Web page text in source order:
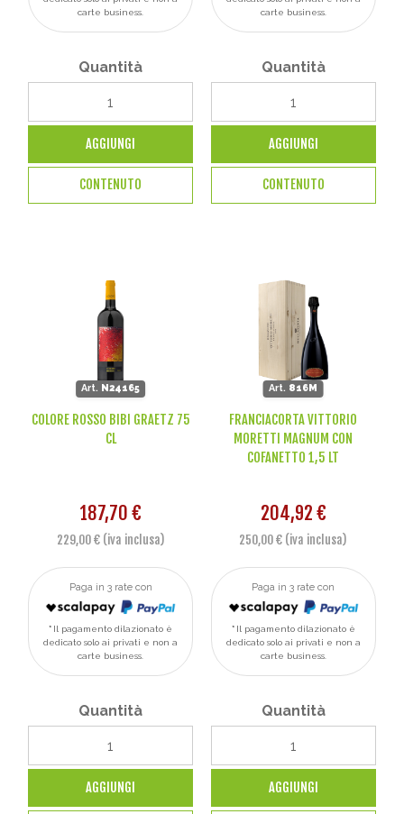
carte business.
Quantità
AGGIUNGI
CONTENUTO
carte business.
Quantità
AGGIUNGI
CONTENUTO
Art. N24165
COLORE ROSSO BIBI GRAETZ 75
CL
187,70 €
229,00 € (iva inclusa)
Paga in 3 rate con
Il pagamento dilazionato è
dedicato solo ai privati e non a
carte business.
Quantità
AGGIUNGI
Art. 816M
FRANCIACORTA VITTORIO
MORETTI MAGNUM CON
COFANETTO 1,5 LT
204,92 €
250,00 € (iva inclusa)
Paga in 3 rate con
Il pagamento dilazionato è
dedicato solo ai privati e non a
carte business.
Quantità
AGGIUNGI